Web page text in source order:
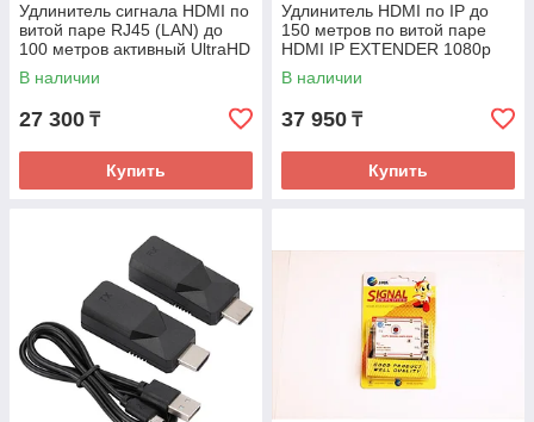
Удлинитель сигнала HDMI по
витой паре RJ45 (LAN) до
100 метров активный UltraHD
4K
В наличии
27 300 ₸
Купить
Удлинитель HDMI по IP до
150 метров по витой паре
HDMI IP EXTENDER 1080p
В наличии
37 950 ₸
Купить